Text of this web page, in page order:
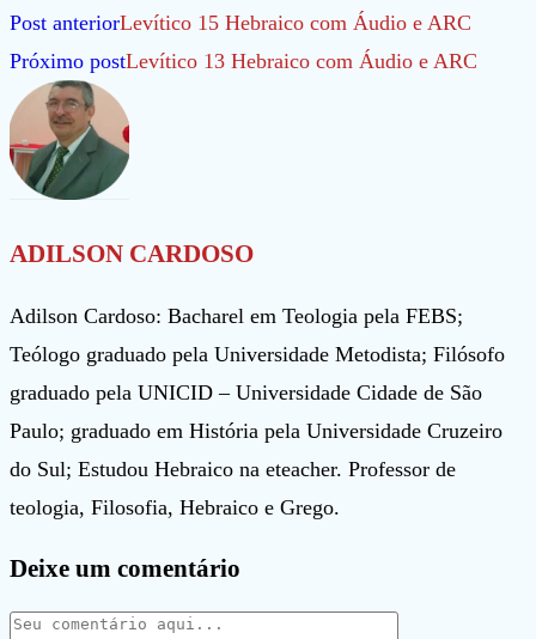
Leia
mais
artigos
Post anteriorLevítico 15 Hebraico com Áudio e ARC
Próximo postLevítico 13 Hebraico com Áudio e ARC
ADILSON CARDOSO
Adilson Cardoso: Bacharel em Teologia pela FEBS;
Teólogo graduado pela Universidade Metodista; Filósofo
graduado pela UNICID – Universidade Cidade de São
Paulo; graduado em História pela Universidade Cruzeiro
do Sul; Estudou Hebraico na eteacher. Professor de
teologia, Filosofia, Hebraico e Grego.
Deixe um comentário
Comentário